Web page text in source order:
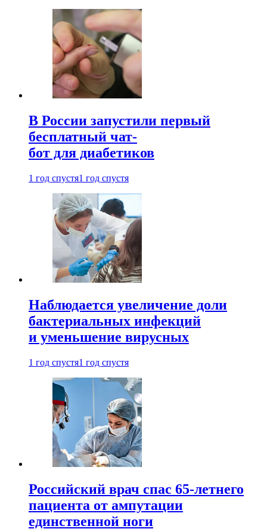
В России запустили первый
бесплатный чат-
бот для диабетиков
1 год спустя1 год спустя
Наблюдается увеличение доли
бактериальных инфекций
и уменьшение вирусных
1 год спустя1 год спустя
Российский врач спас 65-летнего
пациента от ампутации
единственной ноги